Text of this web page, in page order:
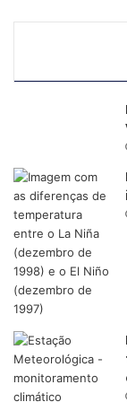
• Identifica o
• Permite a
pois determina o
intervenção;
• Redução dos
dos insetos aos
• Identificação e
• Utilização
redução de
meio ambiente e
• Permite ainda,
eficácia do